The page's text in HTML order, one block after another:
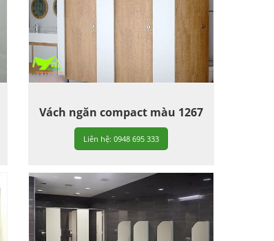
Vách ngăn compact màu 1267
Liên hệ: 0948 695 333